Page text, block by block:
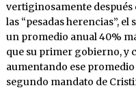
vertiginosamente después
las “pesadas herencias”,
un promedio anual 40%
que su primer gobierno, y
aumentando ese
segundo mandato de